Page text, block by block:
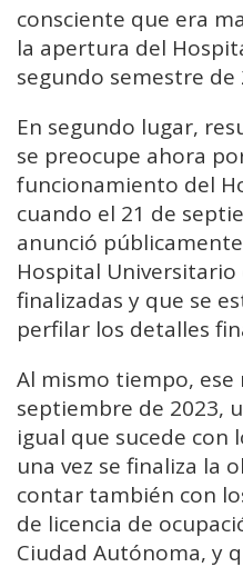
consciente que era
la apertura del
segundo semestre de
En segundo lugar,
se preocupe ahora
funcionamiento del
cuando el 21 de
anunció
Hospital
finalizadas y que se
perfilar los detalles
Al mismo tiempo, ese
septiembre de 2023,
igual que sucede con
una vez se finaliza la
contar también con
de licencia de
Ciudad Autónoma, y